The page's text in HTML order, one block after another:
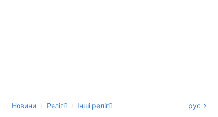
Новини › Релігії › Інші релігії рус